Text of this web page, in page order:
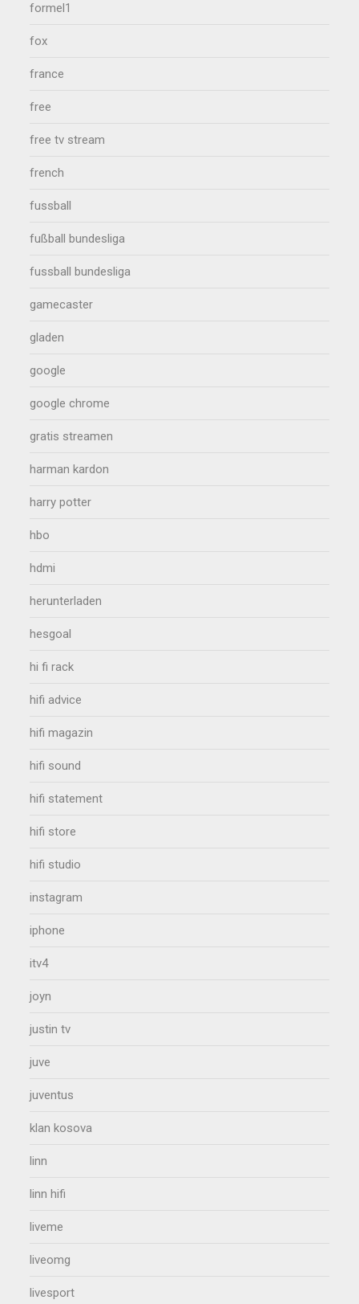
formel1
fox
france
free
free tv stream
french
fussball
fußball bundesliga
fussball bundesliga
gamecaster
gladen
google
google chrome
gratis streamen
harman kardon
harry potter
hbo
hdmi
herunterladen
hesgoal
hi fi rack
hifi advice
hifi magazin
hifi sound
hifi statement
hifi store
hifi studio
instagram
iphone
itv4
joyn
justin tv
juve
juventus
klan kosova
linn
linn hifi
liveme
liveomg
livesport